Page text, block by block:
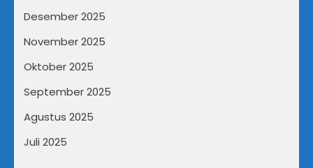
Desember 2025
November 2025
Oktober 2025
September 2025
Agustus 2025
Juli 2025